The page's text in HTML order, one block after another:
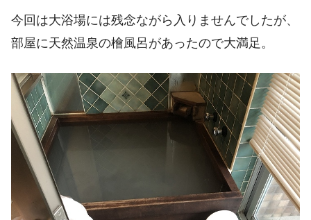
今回は大浴場には残念ながら入りませんでしたが、
部屋に天然温泉の檜風呂があったので大満足。